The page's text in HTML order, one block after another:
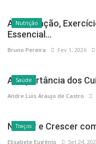
Nutrição
Alimentação,
Essencial...
Bruno Pereira Fev 1, 2026
Saúde
A Importância dos
Andre Luis Araujo de Castro
Traços
Nascer e Crescer
Elisabete Eugénio Set 24,